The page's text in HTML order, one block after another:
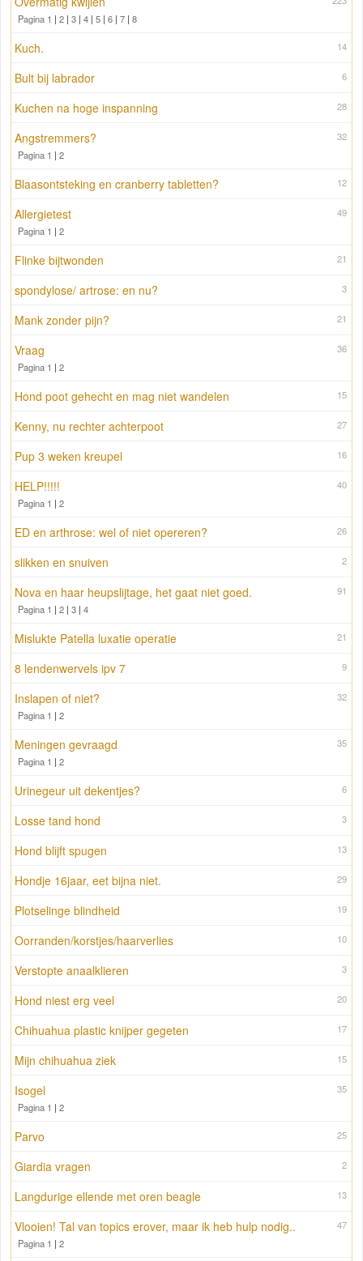
Pagina 1 | 2 | 3 | 4 | 5 | 6 | 7 | 8
14
Kuch.
6
Bult bij labrador
28
Kuchen na hoge inspanning
32
Angstremmers?
Pagina 1 | 2
12
Blaasontsteking en cranberry tabletten?
49
Allergietest
Pagina 1 | 2
21
Flinke bijtwonden
3
spondylose/ artrose: en nu?
21
Mank zonder pijn?
36
Vraag
Pagina 1 | 2
15
Hond poot gehecht en mag niet wandelen
27
Kenny, nu rechter achterpoot
16
Pup 3 weken kreupel
40
HELP!!!!!
Pagina 1 | 2
26
ED en arthrose: wel of niet opereren?
2
slikken en snuiven
91
Nova en haar heupslijtage, het gaat niet goed.
Pagina 1 | 2 | 3 | 4
21
Mislukte Patella luxatie operatie
9
8 lendenwervels ipv 7
32
Inslapen of niet?
Pagina 1 | 2
35
Meningen gevraagd
Pagina 1 | 2
6
Urinegeur uit dekentjes?
3
Losse tand hond
13
Hond blijft spugen
29
Hondje 16jaar, eet bijna niet.
19
Plotselinge blindheid
10
Oorranden/korstjes/haarverlies
3
Verstopte anaalklieren
20
Hond niest erg veel
17
Chihuahua plastic knijper gegeten
15
Mijn chihuahua ziek
35
Isogel
Pagina 1 | 2
25
Parvo
2
Giardia vragen
13
Langdurige ellende met oren beagle
47
Vlooien! Tal van topics erover, maar ik heb hulp nodig..
Pagina 1 | 2